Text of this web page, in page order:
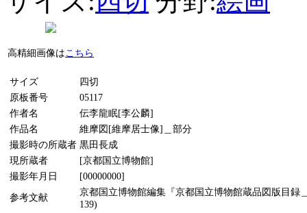
高精細画像はこちら
サイズ
四切
原板番号
05117
作者名
伝李龍眠[李公麟]
作品名
維摩図[維摩居士像]＿部分
撮影時の所蔵者 黒田長成
現所蔵者
[京都国立博物館]
撮影年月日
[00000000]
参考文献
京都国立博物館編集『京都国立博物館蔵品図版目録
139)